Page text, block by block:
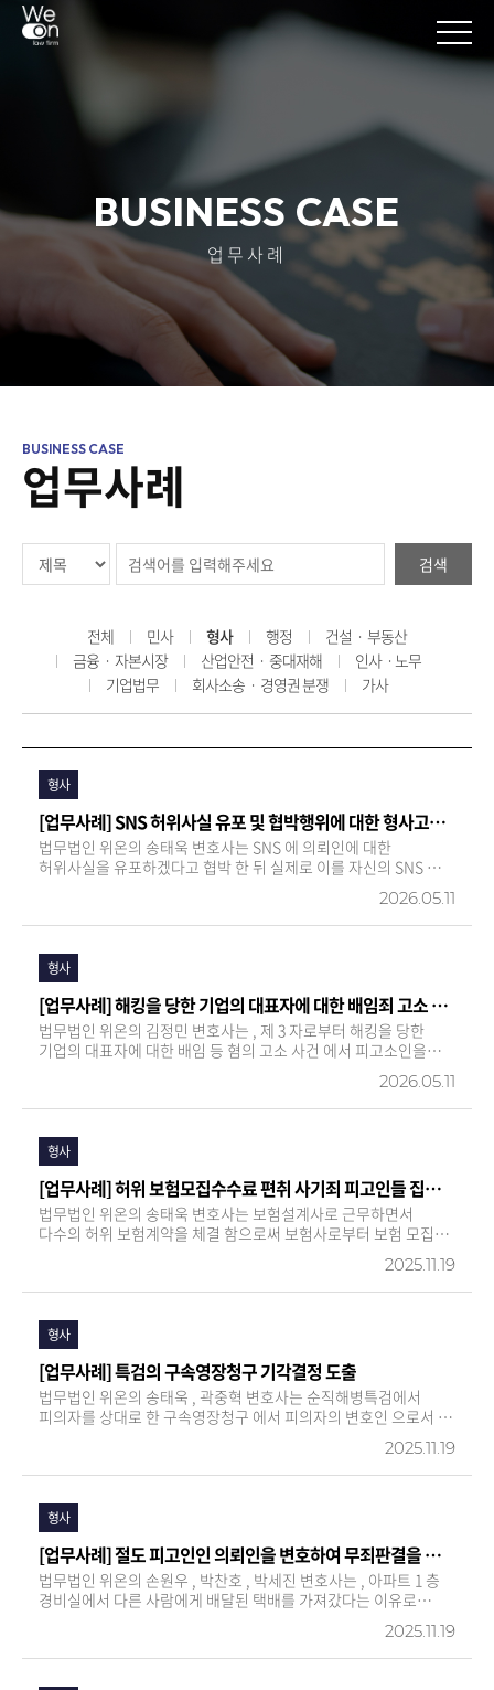
BUSINESS CASE
업무사례
업무사례
검색
전체 민사 형사 행정
건설ㆍ 부동산
금융ㆍ 자본시장
산업안전ㆍ 중대재해
인사ㆍ노무
기업법무
회사소송ㆍ 경영권 분쟁 가사
형사
[업무사례] SNS 허위사실 유포 및 협박행위에 대한 형사고소 검찰송치결정 및 손해배상청구 승소
법무법인 위온의 송태욱 변호사는 SNS 에 의뢰인에 대한
허위사실을 유포하겠다고 협박 한 뒤 실제로 이를 자신의 SNS 에
사건 가해자는 의뢰인에 대하여 개인…
2026.05.11
형사
[업무사례] 해킹을 당한 기업의 대표자에 대한 배임죄 고소 각하(불송치, 불기소) 결정
법무법인 위온의 김정민 변호사는 , 제 3 자로부터 해킹을 당한
기업의 대표자에 대한 배임 등 혐의 고소 사건 에서 피고소인을
2026.05.11
형사
[업무사례] 허위 보험모집수수료 편취 사기죄 피고인들 집행유예 판결 선고
법무법인 위온의 송태욱 변호사는 보험설계사로 근무하면서
다수의 허위 보험계약을 체결 함으로써 보험사로부터 보험 모집
O 억 원 이상의 고액인 만큼 중형이 선고될 위험이 있는…
2025.11.19
형사
[업무사례] 특검의 구속영장청구 기각결정 도출
법무법인 위온의 송태욱 , 곽중혁 변호사는 순직해병특검에서
피의자를 상대로 한 구속영장청구 에서 피의자의 변호인 으로서 ,
구속영장을 청구 했고 , …
2025.11.19
형사
[업무사례] 절도 피고인인 의뢰인을 변호하여 무죄판결을 받은 사례
법무법인 위온의 손원우 , 박찬호 , 박세진 변호사는 , 아파트 1 층
경비실에서 다른 사람에게 배달된 택배를 가져갔다는 이유로
절도죄로 기소된 의뢰인을 변호하여 무죄판결을 이끌어냈습니다 .
가족이 주문한 것이 아님을 알고도 반환하지 아니한 것도 문제삼아
2025.11.19